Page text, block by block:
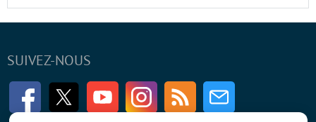
SUIVEZ-NOUS
FacebookTwitter Youtube InstagramRSS Newsletter